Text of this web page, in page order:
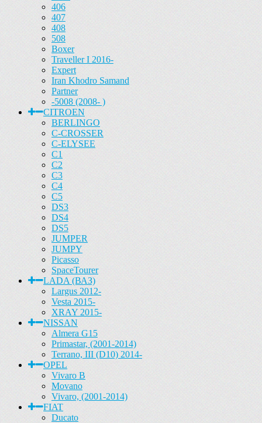
406
407
408
508
Boxer
Traveller I 2016-
Expert
Iran Khodro Samand
Partner
-5008 (2008- )
CITROEN
BERLINGO
C-CROSSER
C-ELYSEE
C1
C2
C3
C4
C5
DS3
DS4
DS5
JUMPER
JUMPY
Picasso
SpaceTourer
LADA (ВАЗ)
Largus 2012-
Vesta 2015-
XRAY 2015-
NISSAN
Almera G15
Primastar, (2001-2014)
Terrano, III (D10) 2014-
OPEL
Vivaro B
Movano
Vivaro, (2001-2014)
FIAT
Ducato